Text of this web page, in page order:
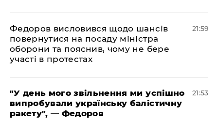
​Федоров висловився щодо шансів
повернутися на посаду міністра
оборони та пояснив, чому не бере
участі в протестах
21:59
​"У день мого звільнення ми успішно
випробували українську балістичну
ракету", — Федоров
21:53